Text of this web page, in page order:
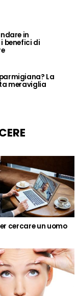
in
benefici di
La
meraviglia
cercare un uomo